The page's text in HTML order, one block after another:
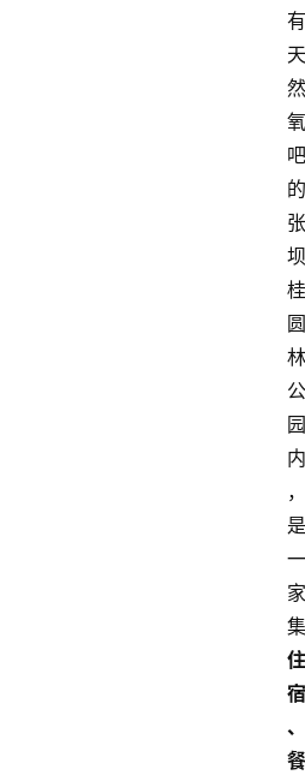
有
天
然
氧
吧
的
张
坝
桂
圆
林
公
园
内
，
是
一
家
集
住
宿
、
餐